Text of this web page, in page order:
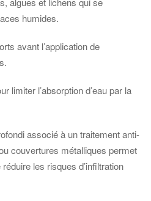
humides.
avant l’application de
limiter l’absorption d’eau par la
associé à un traitement anti-
couvertures métalliques permet
les risques d’infiltration